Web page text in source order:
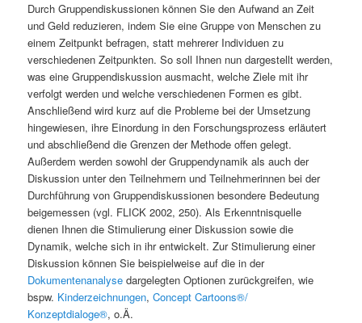
Durch Gruppendiskussionen können Sie den Aufwand an Zeit
und Geld reduzieren, indem Sie eine Gruppe von Menschen zu
einem Zeitpunkt befragen, statt mehrerer Individuen zu
verschiedenen Zeitpunkten. So soll Ihnen nun dargestellt werden,
was eine Gruppendiskussion ausmacht, welche Ziele mit ihr
verfolgt werden und welche verschiedenen Formen es gibt.
Anschließend wird kurz auf die Probleme bei der Umsetzung
hingewiesen, ihre Einordung in den Forschungsprozess erläutert
und abschließend die Grenzen der Methode offen gelegt.
Außerdem werden sowohl der Gruppendynamik als auch der
Diskussion unter den Teilnehmern und Teilnehmerinnen bei der
Durchführung von Gruppendiskussionen besondere Bedeutung
beigemessen (vgl. FLICK 2002, 250). Als Erkenntnisquelle
dienen Ihnen die Stimulierung einer Diskussion sowie die
Dynamik, welche sich in ihr entwickelt. Zur Stimulierung einer
Diskussion können Sie beispielweise auf die in der
Dokumentenanalysedargelegten Optionen zurückgreifen, wie
bspw. Kinderzeichnungen,Concept Cartoons®/
Konzeptdialoge®, o.Ä.